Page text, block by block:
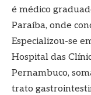
é médico
Paraíba, onde
Especializou-se
Hospital das
Pernambuco,
trato